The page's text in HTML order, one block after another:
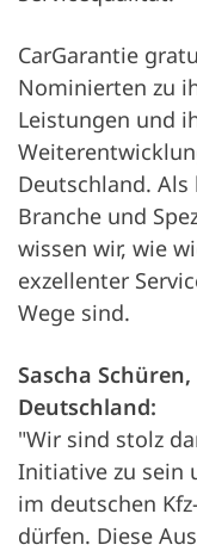
CarGarantie
Nominierten zu
Leistungen und
Deutschland.
Branche und
wissen wir, wie
exzellenter
Wege sind.
Sascha
Deutschland:
"Wir sind stolz
Initiative zu sein
im deutschen
dürfen. Diese